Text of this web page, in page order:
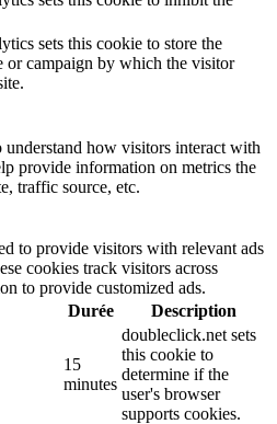
sets this cookie to store the
or campaign by which the visitor
how visitors interact with
provide information on metrics the
traffic source, etc.
to provide visitors with relevant ads
cookies track visitors across
to provide customized ads.
Durée Description
15
minutes
doubleclick.net sets
this cookie to
determine if the
user's browser
supports cookies.